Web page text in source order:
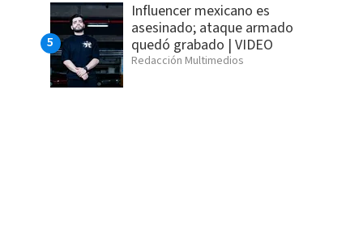
Influencer mexicano es
asesinado; ataque armado
quedó grabado | VIDEO
Redacción Multimedios